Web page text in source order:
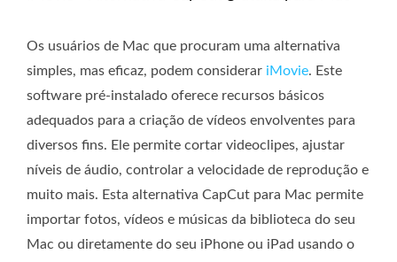
Os usuários de Mac que procuram uma alternativa
simples, mas eficaz, podem considerar iMovie. Este
software pré-instalado oferece recursos básicos
adequados para a criação de vídeos envolventes para
diversos fins. Ele permite cortar videoclipes, ajustar
níveis de áudio, controlar a velocidade de reprodução e
muito mais. Esta alternativa CapCut para Mac permite
importar fotos, vídeos e músicas da biblioteca do seu
Mac ou diretamente do seu iPhone ou iPad usando o